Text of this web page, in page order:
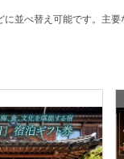
並べ替え可能です。主